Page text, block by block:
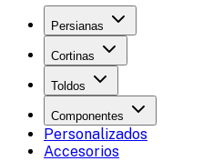
Persianas
Cortinas
Toldos
Componentes
Personalizados
Accesorios